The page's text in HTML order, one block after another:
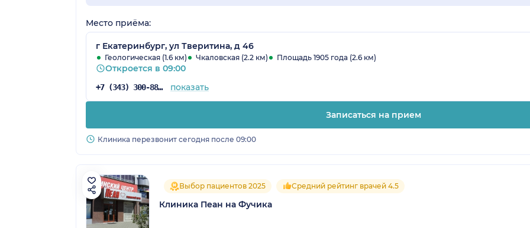
Место приёма:
г Екатеринбург, ул Тверитина, д 46
Геологическая (1.6 км) Чкаловская (2.2 км) Площадь 1905 года (2.6 км)
Откроется в 09:00
+7 (343) 300-88-69 показать
Записаться на прием
Клиника перезвонит сегодня после 09:00
Выбор пациентов 2025 Средний рейтинг врачей 4.5
Клиника Пеан на Фучика